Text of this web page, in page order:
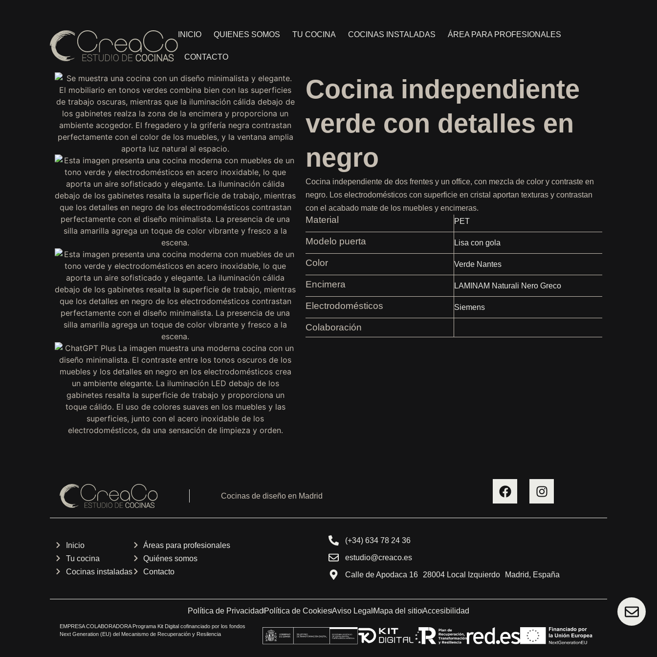
INICIO QUIENES SOMOS TU COCINA COCINAS INSTALADAS ÁREA PARA PROFESIONALES
CONTACTO
Cocina independiente
verde con detalles en
negro
Cocina independiente de dos frentes y un office, con mezcla de color y contraste en
negro. Los electrodomésticos con superficie en cristal aportan texturas y contrastan
con el acabado mate de los muebles y encimeras.
Material PET
Modelo puerta Lisa con gola
Color Verde Nantes
Encimera LAMINAM Naturali Nero Greco
Electrodomésticos Siemens
Colaboración
Cocinas de diseño en Madrid
Inicio
Tu cocina
Cocinas instaladas
Áreas para profesionales
Quiénes somos
Contacto
(+34) 634 78 24 36
estudio@creaco.es
Calle de Apodaca 16 28004 Local Izquierdo Madrid, España
Política de Privacidad Política de CookiesAviso Legal Mapa del sitioAccesibilidad
EMPRESA COLABORADORA Programa Kit Digital cofinanciado por los fondos
Next Generation (EU) del Mecanismo de Recuperación y Resilencia